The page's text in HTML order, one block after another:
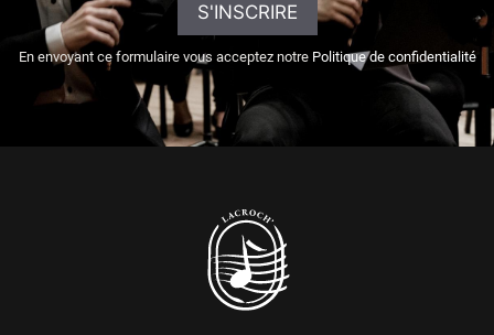
S'INSCRIRE
En envoyant ce formulaire vous acceptez notre Politique de confidentialité